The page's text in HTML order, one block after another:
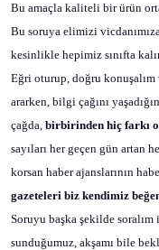
Bu amaçla kaliteli bir ürün
Bu soruya elimizi
kesinlikle hepimiz sınıfta
Eğri oturup, doğru konuşalım
ararken, bilgi çağını
çağda, birbirinden hiç farkı
sayıları her geçen gün artan
korsan haber ajanslarının
gazeteleri biz kendimiz
Soruyu başka şekilde soralım
sunduğumuz, akşamı bile